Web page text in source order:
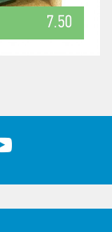
7.50